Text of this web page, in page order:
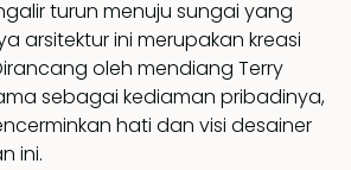
turun menuju sungai yang
arsitektur ini merupakan kreasi
oleh mendiang Terry
sebagai kediaman pribadinya,
hati dan visi desainer
ini.